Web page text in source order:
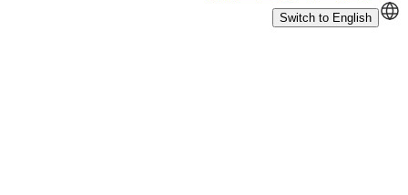
Switch to English